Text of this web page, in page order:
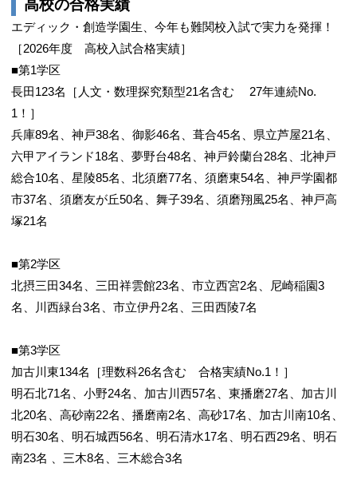
高校の合格実績
エディック・創造学園生、今年も難関校入試で実力を発揮！
［2026年度 高校入試合格実績］
■第1学区
長田123名［人文・数理探究類型21名含む 27年連続No.
1！］
兵庫89名、神戸38名、御影46名、葺合45名、県立芦屋21名、
六甲アイランド18名、夢野台48名、神戸鈴蘭台28名、北神戸
総合10名、星陵85名、北須磨77名、須磨東54名、神戸学園都
市37名、須磨友が丘50名、舞子39名、須磨翔風25名、神戸高
塚21名
■第2学区
北摂三田34名、三田祥雲館23名、市立西宮2名、尼崎稲園3
名、川西緑台3名、市立伊丹2名、三田西陵7名
■第3学区
加古川東134名［理数科26名含む 合格実績No.1！］
明石北71名、小野24名、加古川西57名、東播磨27名、加古川
北20名、高砂南22名、播磨南2名、高砂17名、加古川南10名、
明石30名、明石城西56名、明石清水17名、明石西29名、明石
南23名 、三木8名、三木総合3名